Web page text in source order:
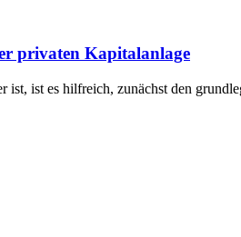
privaten Kapitalanlage
ist es hilfreich, zunächst den